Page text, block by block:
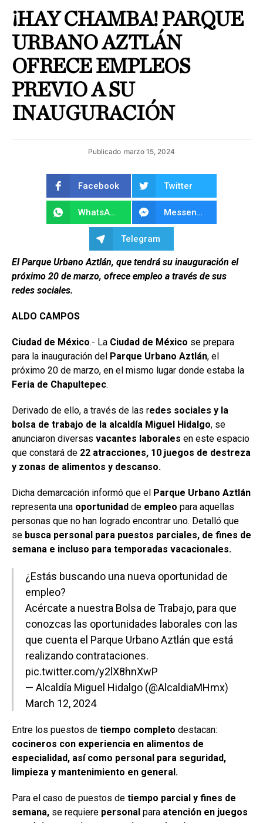
¡HAY CHAMBA! PARQUE
URBANO AZTLÁN
OFRECE EMPLEOS
PREVIO A SU
INAUGURACIÓN
Publicado marzo 15, 2024
Facebook Twitter
WhatsApp Messenger
Telegram
El Parque Urbano Aztlán, que tendrá su inauguración el
próximo 20 de marzo, ofrece empleo a través de sus
redes sociales.
ALDO CAMPOS
Ciudad de México.- La Ciudad de México se prepara
para la inauguración del Parque Urbano Aztlán, el
próximo 20 de marzo, en el mismo lugar donde estaba la
Feria de Chapultepec.
Derivado de ello, a través de las redes sociales y la
bolsa de trabajo de la alcaldía Miguel Hidalgo, se
anunciaron diversas vacantes laborales en este espacio
que constará de 22 atracciones, 10 juegos de destreza
y zonas de alimentos y descanso.
Dicha demarcación informó que el Parque Urbano Aztlán
representa una oportunidad de empleo para aquellas
personas que no han logrado encontrar uno. Detalló que
se busca personal para puestos parciales, de fines de
semana e incluso para temporadas vacacionales.
¿Estás buscando una nueva oportunidad de
empleo?
Acércate a nuestra Bolsa de Trabajo, para que
conozcas las oportunidades laborales con las
que cuenta el Parque Urbano Aztlán que está
realizando contrataciones.
pic.twitter.com/y2lX8hnXwP
— Alcaldía Miguel Hidalgo (@AlcaldiaMHmx)
March 12, 2024
Entre los puestos de tiempo completo destacan:
cocineros con experiencia en alimentos de
especialidad, así como personal para seguridad,
limpieza y mantenimiento en general.
Para el caso de puestos de tiempo parcial y fines de
semana, se requiere personal para atención en juegos